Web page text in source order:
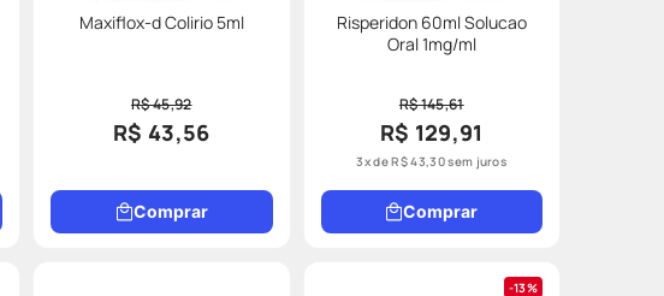
Maxiflox-d Colirio 5ml
R$ 45,92
R$ 43,56
Comprar
Risperidon 60ml Solucao
Oral 1mg/ml
R$ 145,61
R$ 129,91
3x deR$43,30sem juros
Comprar
13%